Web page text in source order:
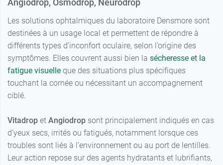
Angiodrop, Osmodrop, Neurodrop
Les solutions ophtalmiques du laboratoire Densmore sont
destinées à un usage local et permettent de répondre à
différents types d’inconfort oculaire, selon l’origine des
symptômes. Elles couvrent aussi bien la sécheresse et la
fatigue visuelle que des situations plus spécifiques
touchant la cornée ou nécessitant un accompagnement
ciblé.
Vitadrop et Angiodrop sont principalement indiqués en cas
d’yeux secs, irrités ou fatigués, notamment lorsque ces
troubles sont liés à l’environnement ou au port de lentilles.
Leur action repose sur des agents hydratants et lubrifiants,